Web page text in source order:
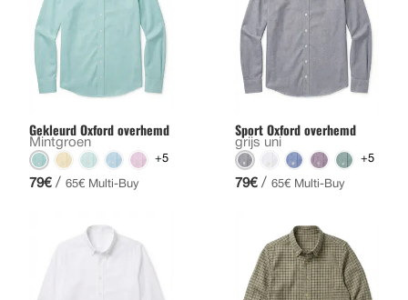
Gekleurd Oxford overhemd
Mintgroen
+5
79€ / 65€ Multi-Buy
Sport Oxford overhemd
grijs uni
+5
79€ / 65€ Multi-Buy